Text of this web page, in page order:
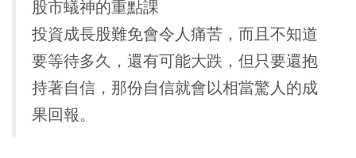
股市蟻神的重點課
投資成長股難免會令人痛苦，而且不知道
要等待多久，還有可能大跌，但只要還抱
持著自信，那份自信就會以相當驚人的成
果回報。